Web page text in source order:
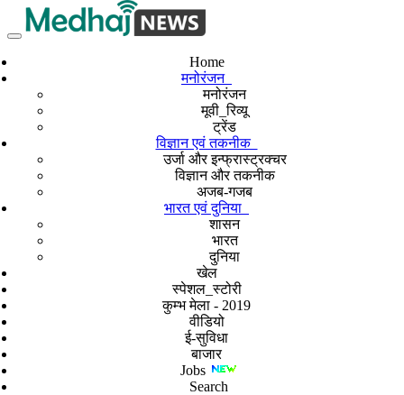
Home
मनोरंजन
मनोरंजन
मूवी_रिव्यू
ट्रेंड
विज्ञान एवं तकनीक
उर्जा और इन्फ्रास्ट्रक्चर
विज्ञान और तकनीक
अजब-गजब
भारत एवं दुनिया
शासन
भारत
दुनिया
खेल
स्पेशल_स्टोरी
कुम्भ मेला - 2019
वीडियो
ई-सुविधा
बाजार
Jobs
Search